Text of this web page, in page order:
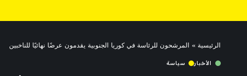
الرئيسية » المرشحون للرئاسة في كوريا الجنوبية يقدمون عرضًا نهائيًا للناخبين
الأخبار سياسة